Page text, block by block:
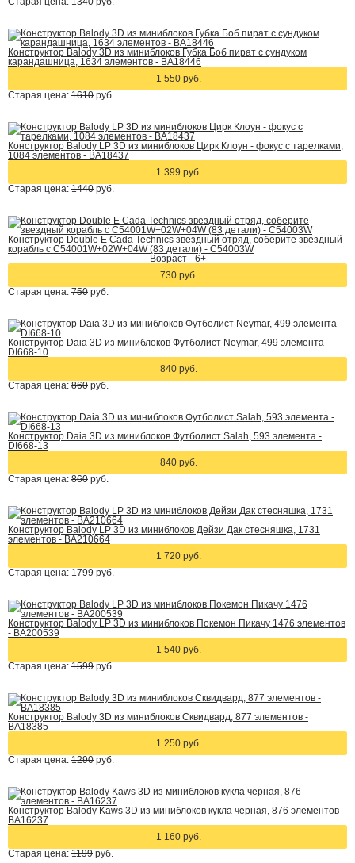
Конструктор Balody 3D из миниблоков Губка Боб пират с сундуком
карандашница, 1634 элементов - BA18446
1 550 руб.
Старая цена: 1610 руб.
Конструктор Balody LP 3D из миниблоков Цирк Клоун - фокус с тарелками,
1084 элементов - BA18437
1 399 руб.
Старая цена: 1440 руб.
Конструктор Double E Cada Technics звездный отряд, соберите звездный
корабль с C54001W+02W+04W (83 детали) - C54003W
Возраст - 6+
730 руб.
Старая цена: 750 руб.
Конструктор Daia 3D из миниблоков Футболист Neymar, 499 элемента -
DI668-10
840 руб.
Старая цена: 860 руб.
Конструктор Daia 3D из миниблоков Футболист Salah, 593 элемента -
DI668-13
840 руб.
Старая цена: 860 руб.
Конструктор Balody LP 3D из миниблоков Дейзи Дак стесняшка, 1731
элементов - BA210664
1 720 руб.
Старая цена: 1799 руб.
Конструктор Balody LP 3D из миниблоков Покемон Пикачу 1476 элементов
- BA200539
1 540 руб.
Старая цена: 1599 руб.
Конструктор Balody 3D из миниблоков Сквидвард, 877 элементов -
BA18385
1 250 руб.
Старая цена: 1290 руб.
Конструктор Balody Kaws 3D из миниблоков кукла черная, 876 элементов -
BA16237
1 160 руб.
Старая цена: 1199 руб.